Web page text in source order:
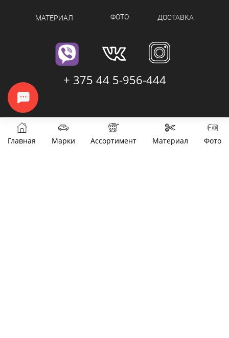
Главная Марки Ассортимент Материал Фото
МАТЕРИАЛ ФОТО ДОСТАВКА
+ 375 44 5-956-444